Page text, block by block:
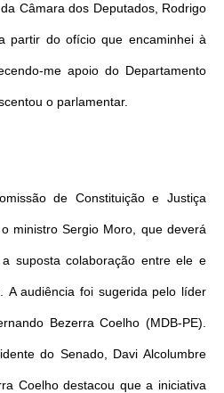
Câmara dos Deputados, Rodrigo
partir do ofício que encaminhei à
me apoio do Departamento
o parlamentar.
de Constituição e Justiça
ministro Sergio Moro, que deverá
suposta colaboração entre ele e
A audiência foi sugerida pelo líder
Bezerra Coelho (MDB-PE).
do Senado, Davi Alcolumbre
Coelho destacou que a iniciativa